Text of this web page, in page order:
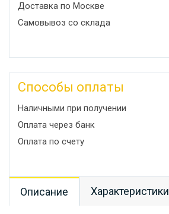
Доставка по Москве
Самовывоз со склада
Способы оплаты
Наличными при получении
Оплата через банк
Оплата по счету
Описание Характеристики